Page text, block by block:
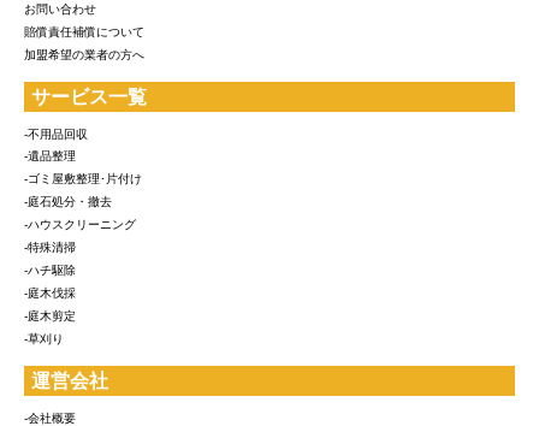
お問い合わせ
賠償責任補償について
加盟希望の業者の方へ
サービス一覧
-不用品回収
-遺品整理
-ゴミ屋敷整理･片付け
-庭石処分・撤去
-ハウスクリーニング
-特殊清掃
-ハチ駆除
-庭木伐採
-庭木剪定
-草刈り
運営会社
-会社概要